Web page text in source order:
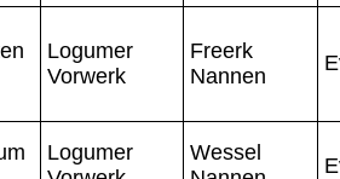
Logumer
Vorwerk
Freerk
Nannen
Logumer
Wessel